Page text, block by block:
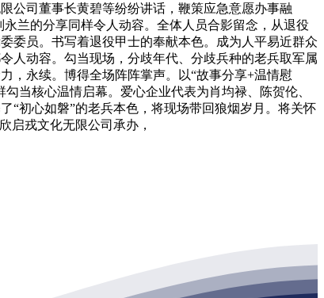
公司董事长黄碧等纷纷讲话，鞭策应急意愿办事融
兰的分享同样令人动容。全体人员合影留念，从退役
委员。书写着退役甲士的奉献本色。成为人平易近群众
人动容。勾当现场，分歧年代、分歧兵种的老兵取军属
，永续。博得全场阵阵掌声。以“故事分享+温情慰
当核心温情启幕。爱心企业代表为肖均禄、陈贺伦、
“初心如磐”的老兵本色，将现场带回狼烟岁月。将关怀
启戎文化无限公司承办，